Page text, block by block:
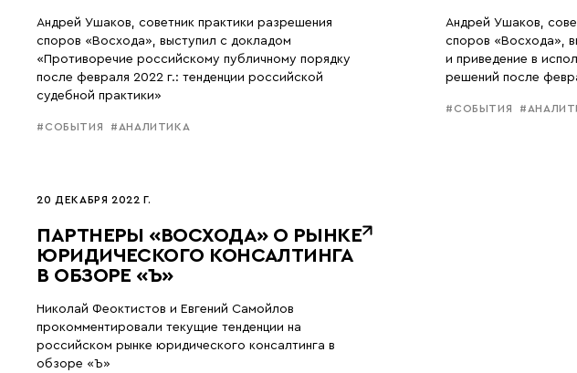
Андрей Ушаков, советник практики разрешения
споров «Восхода», выступил с докладом
«Противоречие российскому публичному порядку
после февраля 2022 г.: тенденции российской
судебной практики»
#СОБЫТИЯ #АНАЛИТИКА
Андрей Ушаков,
споров «Восхода»,
и приведение в
решений после
#СОБЫТИЯ
20 ДЕКАБРЯ 2022 Г.
ПАРТНЕРЫ «ВОСХОДА» О РЫНКЕ
ЮРИДИЧЕСКОГО КОНСАЛТИНГА
В ОБЗОРЕ «Ъ»
Николай Феоктистов и Евгений Самойлов
прокомментировали текущие тенденции на
российском рынке юридического консалтинга в
обзоре «Ъ»